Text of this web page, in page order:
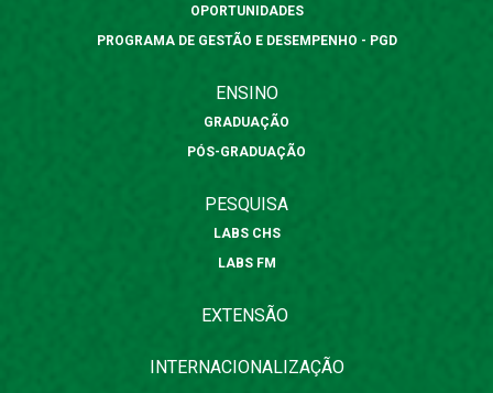
OPORTUNIDADES
PROGRAMA DE GESTÃO E DESEMPENHO - PGD
ENSINO
GRADUAÇÃO
PÓS-GRADUAÇÃO
PESQUISA
LABS CHS
LABS FM
EXTENSÃO
INTERNACIONALIZAÇÃO